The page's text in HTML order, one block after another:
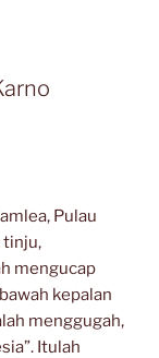
Pulau
tinju,
mengucap
kepalan
menggugah,
Itulah